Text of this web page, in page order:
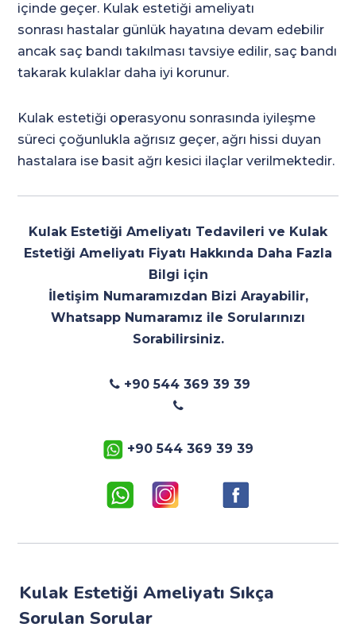
içinde geçer. Kulak estetiği ameliyatı
sonrası hastalar günlük hayatına devam edebilir
ancak saç bandı takılması tavsiye edilir, saç bandı
takarak kulaklar daha iyi korunur.
Kulak estetiği operasyonu sonrasında iyileşme
süreci çoğunlukla ağrısız geçer, ağrı hissi duyan
hastalara ise basit ağrı kesici ilaçlar verilmektedir.
Kulak Estetiği Ameliyatı Tedavileri ve Kulak
Estetiği Ameliyatı Fiyatı Hakkında Daha Fazla
Bilgi için
İletişim Numaramızdan Bizi Arayabilir,
Whatsapp Numaramız ile Sorularınızı
Sorabilirsiniz.
+90 544 369 39 39
+90 544 369 39 39
Kulak Estetiği Ameliyatı Sıkça
Sorulan Sorular